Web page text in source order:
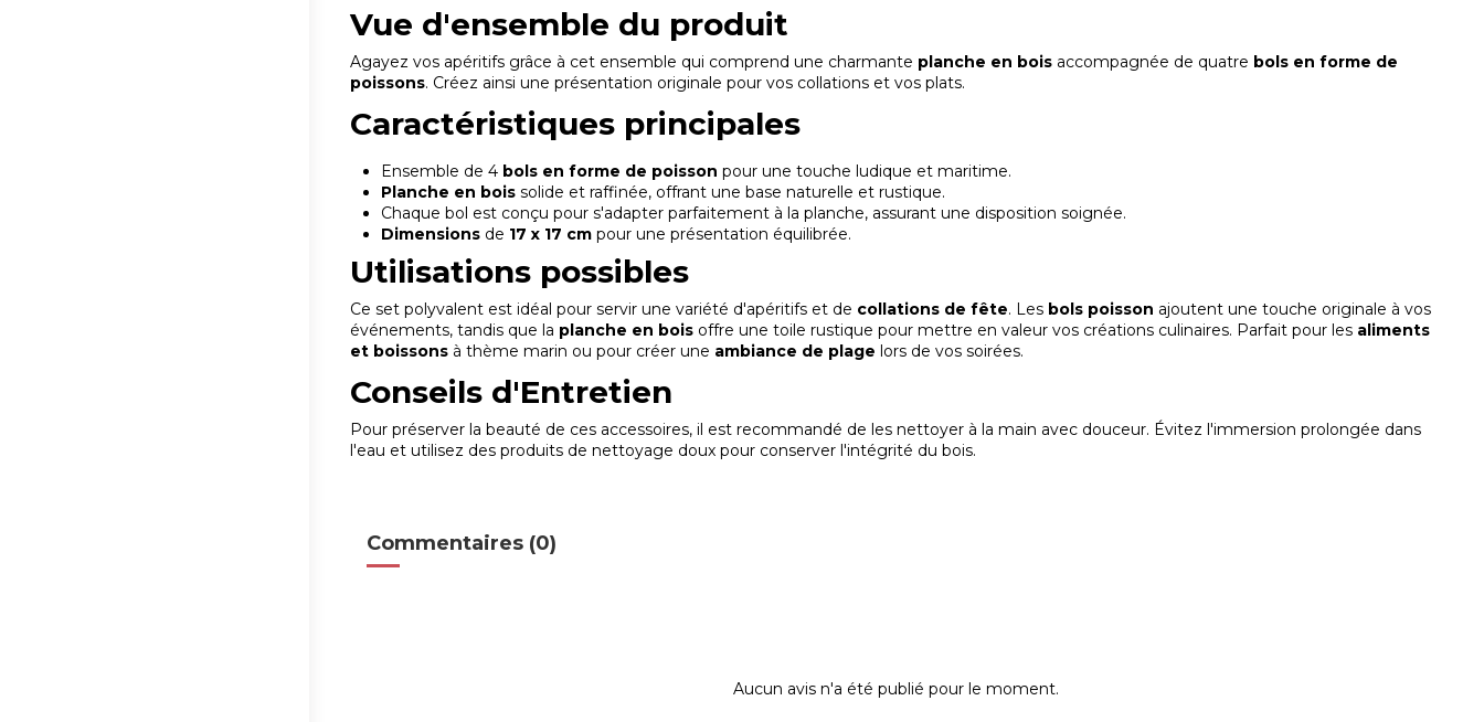
Vue d'ensemble du produit
Agayez vos apéritifs grâce à cet ensemble qui comprend une charmante planche en bois accompagnée de quatre bols en forme de
poissons. Créez ainsi une présentation originale pour vos collations et vos plats.
Caractéristiques principales
Ensemble de 4 bols en forme de poisson pour une touche ludique et maritime.
Planche en bois solide et raffinée, offrant une base naturelle et rustique.
Chaque bol est conçu pour s'adapter parfaitement à la planche, assurant une disposition soignée.
Dimensions de 17 x 17 cm pour une présentation équilibrée.
Utilisations possibles
Ce set polyvalent est idéal pour servir une variété d'apéritifs et de collations de fête. Les bols poisson ajoutent une touche originale à vos
événements, tandis que la planche en bois offre une toile rustique pour mettre en valeur vos créations culinaires. Parfait pour les aliments
et boissons à thème marin ou pour créer une ambiance de plage lors de vos soirées.
Conseils d'Entretien
Pour préserver la beauté de ces accessoires, il est recommandé de les nettoyer à la main avec douceur. Évitez l'immersion prolongée dans
l'eau et utilisez des produits de nettoyage doux pour conserver l'intégrité du bois.
Commentaires (0)
Aucun avis n'a été publié pour le moment.